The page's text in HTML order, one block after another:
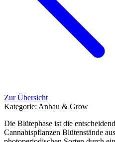
Zur Übersicht
Kategorie: Anbau & Grow
Die Blütephase ist die
Cannabispflanzen Blütenstände